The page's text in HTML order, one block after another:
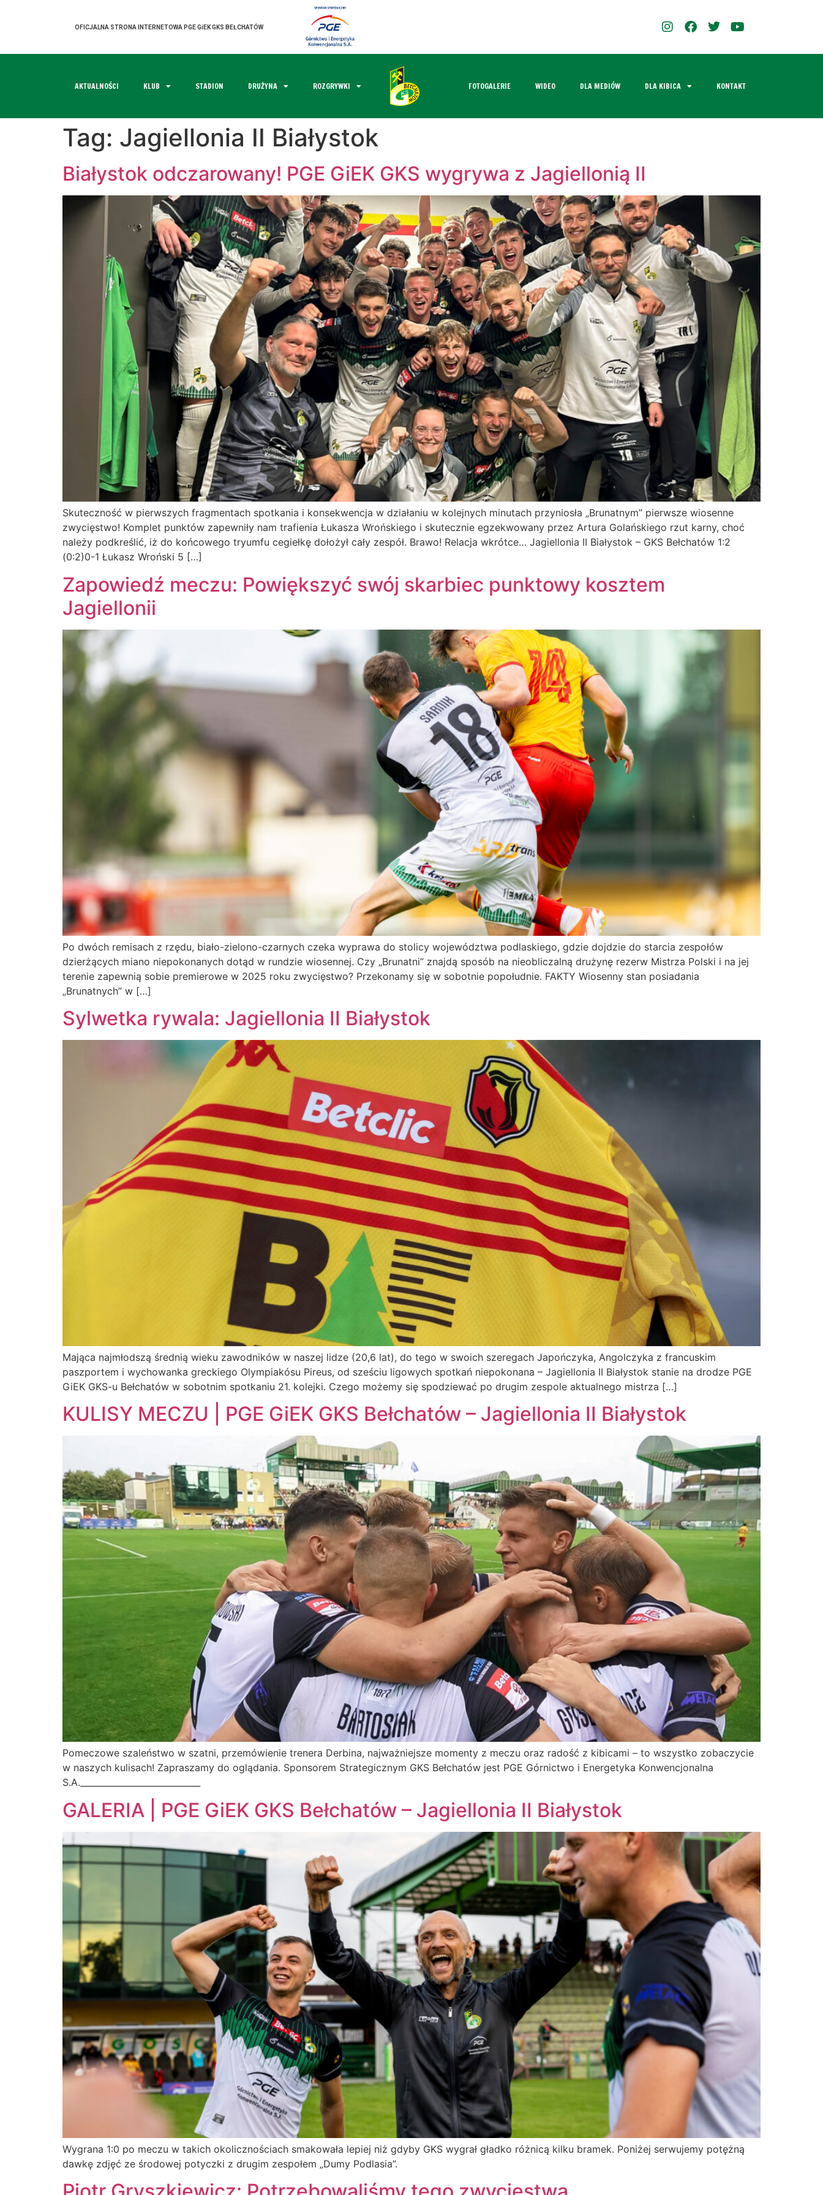
OFICJALNA STRONA INTERNETOWA PGE GiEK GKS BEŁCHATÓW
AKTUALNOŚCI KLUB STADION DRUŻYNA ROZGRYWKI FOTOGALERIE WIDEO DLA MEDIÓW DLA KIBICA KONTAKT
Tag: Jagiellonia II Białystok
Białystok odczarowany! PGE GiEK GKS wygrywa z Jagiellonią II
Skuteczność w pierwszych fragmentach spotkania i konsekwencja w działaniu w kolejnych minutach przyniosła „Brunatnym” pierwsze wiosenne
zwycięstwo! Komplet punktów zapewniły nam trafienia Łukasza Wrońskiego i skutecznie egzekwowany przez Artura Golańskiego rzut karny, choć
należy podkreślić, iż do końcowego tryumfu cegiełkę dołożył cały zespół. Brawo! Relacja wkrótce… Jagiellonia II Białystok – GKS Bełchatów 1:2
(0:2)0-1 Łukasz Wroński 5 […]
Zapowiedź meczu: Powiększyć swój skarbiec punktowy kosztem
Jagiellonii
Po dwóch remisach z rzędu, biało-zielono-czarnych czeka wyprawa do stolicy województwa podlaskiego, gdzie dojdzie do starcia zespołów
dzierżących miano niepokonanych dotąd w rundzie wiosennej. Czy „Brunatni” znajdą sposób na nieobliczalną drużynę rezerw Mistrza Polski i na jej
terenie zapewnią sobie premierowe w 2025 roku zwycięstwo? Przekonamy się w sobotnie popołudnie. FAKTY Wiosenny stan posiadania
„Brunatnych” w […]
Sylwetka rywala: Jagiellonia II Białystok
Mająca najmłodszą średnią wieku zawodników w naszej lidze (20,6 lat), do tego w swoich szeregach Japończyka, Angolczyka z francuskim
paszportem i wychowanka greckiego Olympiakósu Pireus, od sześciu ligowych spotkań niepokonana – Jagiellonia II Białystok stanie na drodze PGE
GiEK GKS-u Bełchatów w sobotnim spotkaniu 21. kolejki. Czego możemy się spodziewać po drugim zespole aktualnego mistrza […]
KULISY MECZU | PGE GiEK GKS Bełchatów – Jagiellonia II Białystok
Pomeczowe szaleństwo w szatni, przemówienie trenera Derbina, najważniejsze momenty z meczu oraz radość z kibicami – to wszystko zobaczycie
w naszych kulisach! Zapraszamy do oglądania. Sponsorem Strategicznym GKS Bełchatów jest PGE Górnictwo i Energetyka Konwencjonalna
S.A.____________________________
GALERIA | PGE GiEK GKS Bełchatów – Jagiellonia II Białystok
Wygrana 1:0 po meczu w takich okolicznościach smakowała lepiej niż gdyby GKS wygrał gładko różnicą kilku bramek. Poniżej serwujemy potężną
dawkę zdjęć ze środowej potyczki z drugim zespołem „Dumy Podlasia”.